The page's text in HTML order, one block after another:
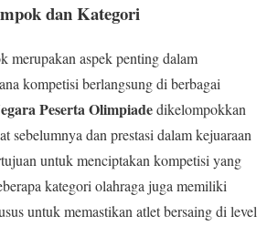
dan Kategori
merupakan aspek penting dalam
kompetisi berlangsung di berbagai
Peserta Olimpiadedikelompokkan
sebelumnya dan prestasi dalam kejuaraan
untuk menciptakan kompetisi yang
kategori olahraga juga memiliki
untuk memastikan atlet bersaing di level